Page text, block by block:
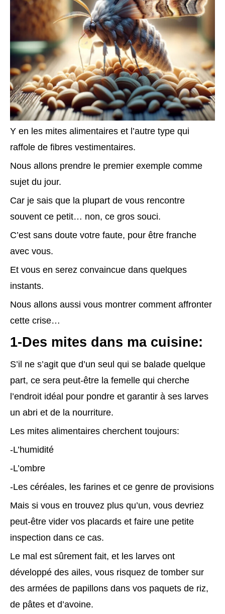
Y en les mites alimentaires et l’autre type qui
raffole de fibres vestimentaires.
Nous allons prendre le premier exemple comme
sujet du jour.
Car je sais que la plupart de vous rencontre
souvent ce petit… non, ce gros souci.
C’est sans doute votre faute, pour être franche
avec vous.
Et vous en serez convaincue dans quelques
instants.
Nous allons aussi vous montrer comment affronter
cette crise…
1-Des mites dans ma cuisine:
S’il ne s’agit que d’un seul qui se balade quelque
part, ce sera peut-être la femelle qui cherche
l’endroit idéal pour pondre et garantir à ses larves
un abri et de la nourriture.
Les mites alimentaires cherchent toujours:
-L’humidité
-L’ombre
-Les céréales, les farines et ce genre de provisions
Mais si vous en trouvez plus qu’un, vous devriez
peut-être vider vos placards et faire une petite
inspection dans ce cas.
Le mal est sûrement fait, et les larves ont
développé des ailes, vous risquez de tomber sur
des armées de papillons dans vos paquets de riz,
de pâtes et d’avoine.